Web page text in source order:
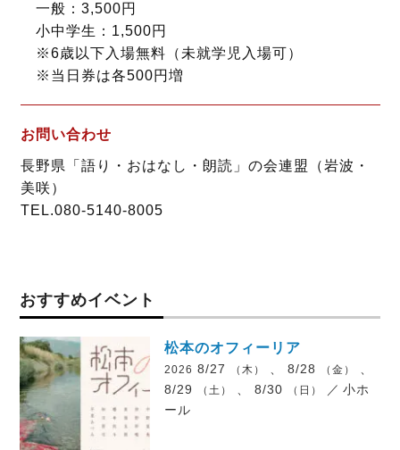
一般：3,500円
小中学生：1,500円
※6歳以下入場無料（未就学児入場可）
※当日券は各500円増
お問い合わせ
長野県「語り・おはなし・朗読」の会連盟（岩波・
美咲）
TEL.080-5140-8005
おすすめイベント
松本のオフィーリア
2026 8/27 （木） 、 8/28 （金）
8/29
（土） 、 8/30 （日） ／ 小ホ
ール